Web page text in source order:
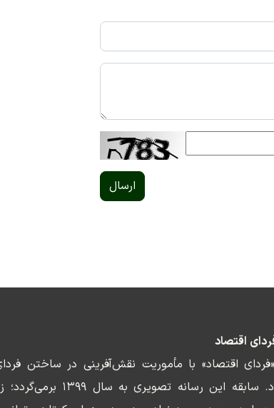
ارسال
اقتصاد
اقتصاد» با مأموریت نقش‌آفرینی در ساختن
می‌گذارد. سابقه این